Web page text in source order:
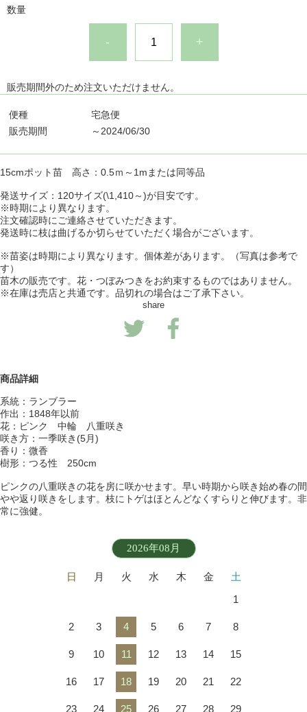
数量
- +
販売期間外のため注文いただけません。
便種
宅急便
販売期間
～2024/06/30
15cmポット苗 高さ：0.5ｍ～1mまたは同等品
発送サイズ：120サイズ(\1,410～)が目安です。
※時期により異なります。
注文確認時にご連絡させていただきます。
発送時に枝は曲げるか切らせていただく場合がございます。
※苗姿は時期により異なります。個体差があります。（写真は参考で
す）
苗木の販売です。花・つぼみつきをお約束するものではありません。
※在庫は売店と共通です。品切れの場合はご了承下さい。
share
商品詳細
系統：ランブラー
作出：1848年以前
花：ピンク 中輪 八重咲き
咲き方：一季咲き(5月)
香り：微香
樹形：つる性 250cm
ピンクの八重咲きの花を房に咲かせます。早い時期から咲き始め春の間
やや返り咲きをします。枝にトゲはほとんどなくすらりと伸びます。非
常に強健。
2026年08月
日 月 火 水 木 金
土
1
2 3 4 5 6 7 8
9 10 11 12 13 14 15
16 17 18 19 20 21 22
23 24 25 26 27 28 29